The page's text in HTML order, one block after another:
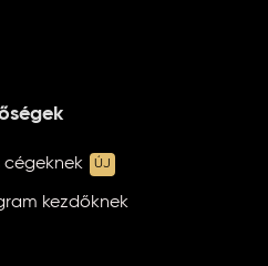
cégeknek ÚJ
kezdőknek